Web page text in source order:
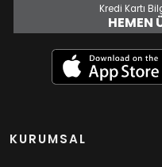
Kredi Kartı
HEMEN
KURUMSAL